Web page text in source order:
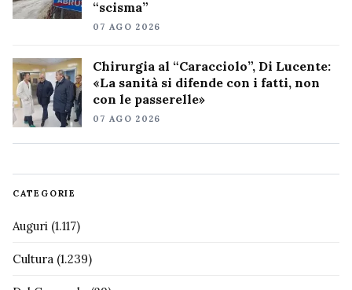
“scisma”
07 AGO 2026
Chirurgia al “Caracciolo”, Di Lucente:
«La sanità si difende con i fatti, non
con le passerelle»
07 AGO 2026
CATEGORIE
Auguri (1.117)
Cultura (1.239)